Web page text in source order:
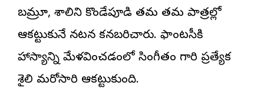
బమ్రూ, శాలిని కొండేపూడి తమ తమ పాత్రల్లో
ఆకట్టుకునే నటన కనబరిచారు. ఫాంటసీకి
హాస్యాన్ని మేళవించడంలో సింగీతం గారి ప్రత్యేక
శైలి మరోసారి ఆకట్టుకుంది.